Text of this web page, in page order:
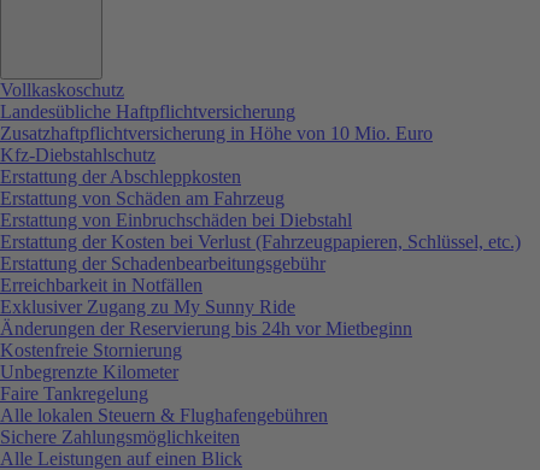
Vollkaskoschutz
Landesübliche Haftpflichtversicherung
Zusatzhaftpflichtversicherung in Höhe von 10 Mio. Euro
Kfz-Diebstahlschutz
Erstattung der Abschleppkosten
Erstattung von Schäden am Fahrzeug
Erstattung von Einbruchschäden bei Diebstahl
Erstattung der Kosten bei Verlust (Fahrzeugpapieren, Schlüssel, etc.)
Erstattung der Schadenbearbeitungsgebühr
Erreichbarkeit in Notfällen
Exklusiver Zugang zu My Sunny Ride
Änderungen der Reservierung bis 24h vor Mietbeginn
Kostenfreie Stornierung
Unbegrenzte Kilometer
Faire Tankregelung
Alle lokalen Steuern & Flughafengebühren
Sichere Zahlungsmöglichkeiten
Alle Leistungen auf einen Blick